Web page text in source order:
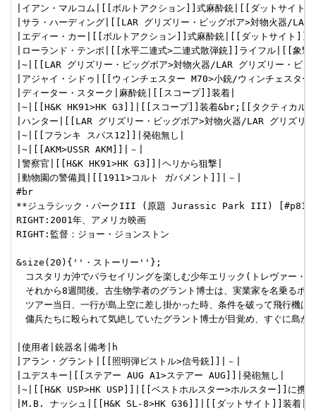
|イアン・マルコム|[[ボルトアクション]]式麻酔銃|[[ダットサイ
|サラ・ハーディング|[[LAR グリズリー・ビッグボア>対物火器/
|エディー・カー|[[ボルトアクション]]式麻酔銃|[[ダットサイト]]
|ローランド・テンボ|[[水平二連式>二連式散弾銃]]ライフル|[[象
|~|[[LAR グリズリー・ビッグボア>対物火器/LAR グリズリー・ビ
|アジャイ・シドゥ|[[ウィンチェスター M70>小銃/ウィンチェ
|ディーター・スターク|麻酔銃|[[スコープ]]装着|
|~|[[H&K HK91>HK G3]]|[[スコープ]]装着&br;[[タクティカル
|ハンター|[[LAR グリズリー・ビッグボア>対物火器/LAR グリズリ
|~|[[フランキ スパス12]]|発砲無し|
|~|[[AKM>USSR AKM]]|－|
|警察官|[[H&K HK91>HK G3]]|ヘリから狙撃|
|動物園の警備員|[[1911>コルト ガバメント]]|－|
#br
**ジュラシック・パークIII (原題 Jurassic Park III)
RIGHT:2001年、アメリカ映画
RIGHT:監督：ジョー・ジョンストン
&size(20){''・ストーリー''};
コスタリカ沖でパラセイリングを楽しむ少年エリック(トレヴァー・
それから8週間後。古生物学者のグラント博士は、実業家を名乗るポ
ツアー当日、一行が島上空に差し掛かった時、条件を破って飛行機
傭兵たちに殴られて気絶していたグラント博士が目覚め、すぐに島か
|使用者|銃器名|備考|h
|アラン・グラント|[[照明弾ピストル>信号銃]]|－|
|ユデスキー|[[ステアー AUG A1>ステアー AUG]]|発砲無し|
|~|[[H&K USP>HK USP]]|[[ベストホルスター>ホルスター]]に携